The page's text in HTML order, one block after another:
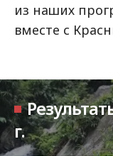
из наших
вместе с
г.